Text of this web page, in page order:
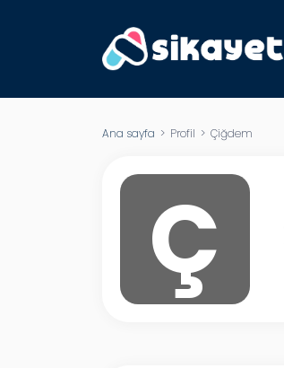
Ana sayfa > Profil > Çiğdem
Ç